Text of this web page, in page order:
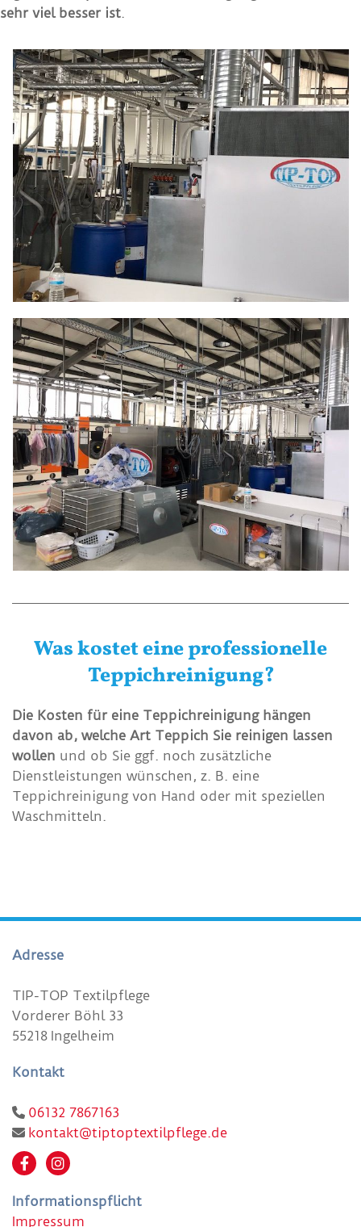
sehr viel besser ist.
Was kostet eine professionelle
Teppichreinigung?
Die Kosten für eine Teppichreinigung hängen
davon ab, welche Art Teppich Sie reinigen lassen
wollen und ob Sie ggf. noch zusätzliche
Dienstleistungen wünschen, z. B. eine
Teppichreinigung von Hand oder mit speziellen
Waschmitteln.
Adresse
TIP-TOP Textilpflege
Vorderer Böhl 33
55218 Ingelheim
Kontakt
 06132 7867163
 kontakt@tiptoptextilpflege.de
Informationspflicht
Impressum